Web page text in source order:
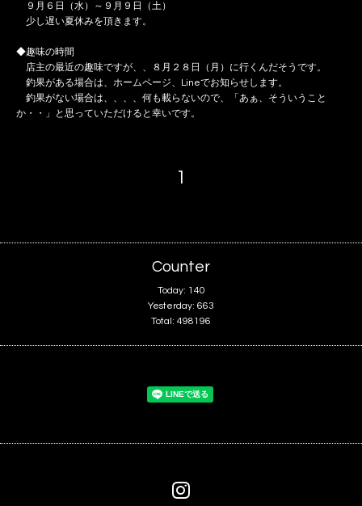
９月６日（水）～９月９日（土）
少し遅い夏休みを頂きます。
◆趣味の時間
店主の最近の趣味ですが、、８月２８日（月）に行くんだそうです。
釣果がある場合は、ホームページ、Lineでお知らせします。
釣果がない場合は、、、、何も載らないので、「あぁ、そういうこと
か・・」と思っていただけると幸いです。
1
Counter
Today: 140
Yesterday: 663
Total: 498196